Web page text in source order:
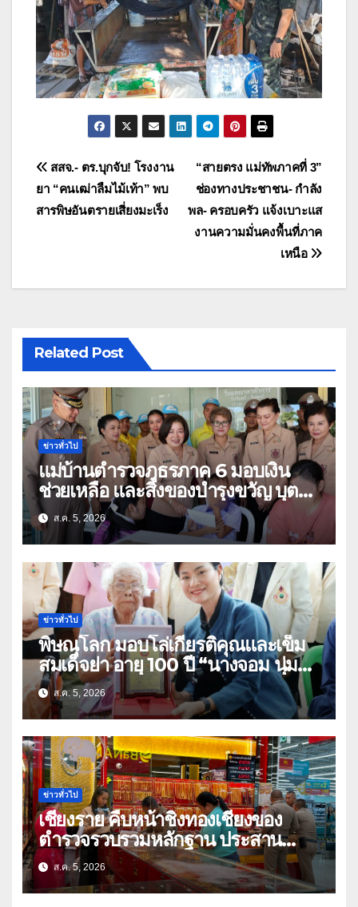
แนะแนว
เรื่อง
“สายตรง แม่ทัพภาคที่ 3”
ช่องทางประชาชน- กำลัง
พล- ครอบครัว แจ้งเบาะแส
งานความมั่นคงพื้นที่ภาค
เหนือ
สสจ.- ตร.บุกจับ! โรงงาน
ยา “คนเฒ่าลืมไม้เท้า” พบ
สารพิษอันตรายเสี่ยงมะเร็ง
Related Post
ข่าวทั่วไป
แม่บ้านตำรวจภูธรภาค 6 มอบเงิน
ช่วยเหลือ และสิ่งของบำรุงขวัญ บุตร-
ธิดา ข้าราชการตำรวจจังหวัด
อุทัยธานี
ส.ค. 5, 2026
ข่าวทั่วไป
พิษณุโลก มอบโล่เกียรติคุณและเข็ม
สมเด็จย่า อายุ 100 ปี “นางจอม นุ่ม
เนตร” ตำบลบ้านกร่าง อำเภอเมือง
ส.ค. 5, 2026
ข่าวทั่วไป
เชียงราย คืบหน้าชิงทองเชียงของ
ตำรวจรวบรวมหลักฐาน ประสาน
สปป.ลาว ติดตามจับกุม
ส.ค. 5, 2026